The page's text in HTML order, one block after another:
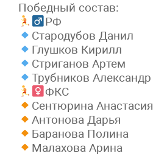
Победный состав:
РФ
Стародубов Данил
Глушков Кирилл
Стриганов Артем
Трубников Александр
ФКС
Сентюрина Анастасия
Антонова Дарья
Баранова Полина
Малахова Арина